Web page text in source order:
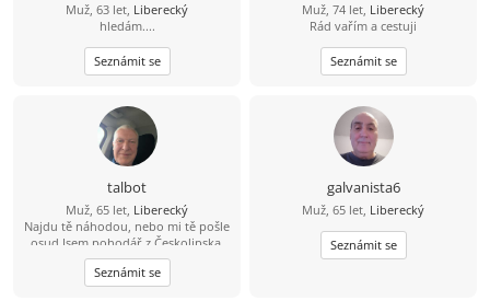
Muž, 63 let, Liberecký
hledám....
Seznámit se
Muž, 74 let, Liberecký
Rád vařím a cestuji
Seznámit se
talbot
Muž, 65 let, Liberecký
Najdu tě náhodou, nebo mi tě pošle
osud Jsem pohodář z Českolipska.
Mám rád procházky, kolo, zahradu,
cestování, šachy i Scrabble. Jsem
podnikatel, ale volné dny nejraději
Seznámit se
galvanista6
Muž, 65 let, Liberecký
Seznámit se